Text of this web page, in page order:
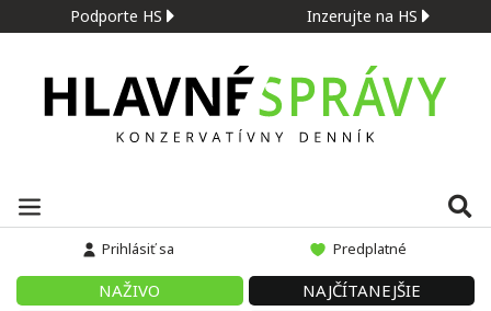
Podporte HS Inzerujte na HS
Prihlásiť sa Predplatné
NAŽIVO
NAJČÍTANEJŠIE